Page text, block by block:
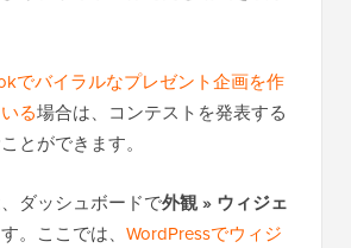
でバイラルなプレゼント企画を作
る場合は、コンテストを発表する
とができます。
ダッシュボードで外観 » ウィジェ
。ここでは、 WordPressでウィジ